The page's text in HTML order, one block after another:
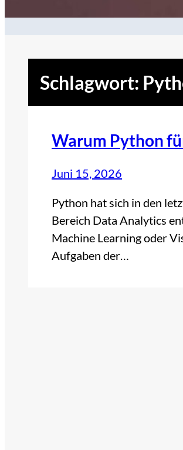
Schlagwort:
Warum Python
Juni 15, 2026
Python hat sich in den
Bereich Data Analytics
Machine Learning oder
Aufgaben der…